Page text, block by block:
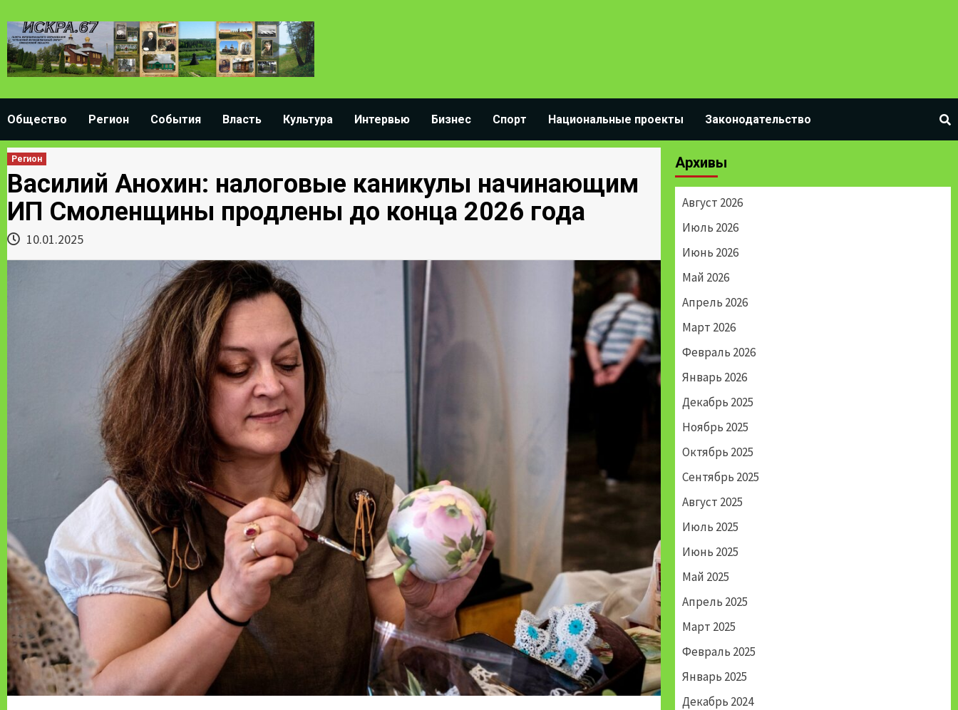
to
content
Общество Регион События Власть Культура Интервью Бизнес Спорт Национальные проекты Законодательство
Регион
Василий Анохин: налоговые каникулы начинающим
ИП Смоленщины продлены до конца 2026 года
10.01.2025
Архивы
Август 2026
Июль 2026
Июнь 2026
Май 2026
Апрель 2026
Март 2026
Февраль 2026
Январь 2026
Декабрь 2025
Ноябрь 2025
Октябрь 2025
Сентябрь 2025
Август 2025
Июль 2025
Июнь 2025
Май 2025
Апрель 2025
Март 2025
Февраль 2025
Январь 2025
Декабрь 2024